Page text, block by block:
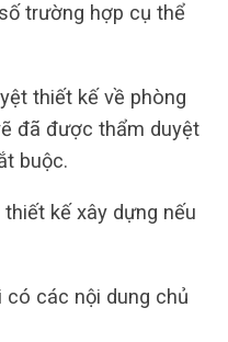
trường hợp cụ thể
thiết kế về phòng
đã được thẩm duyệt
buộc.
kế xây dựng nếu
có các nội dung chủ